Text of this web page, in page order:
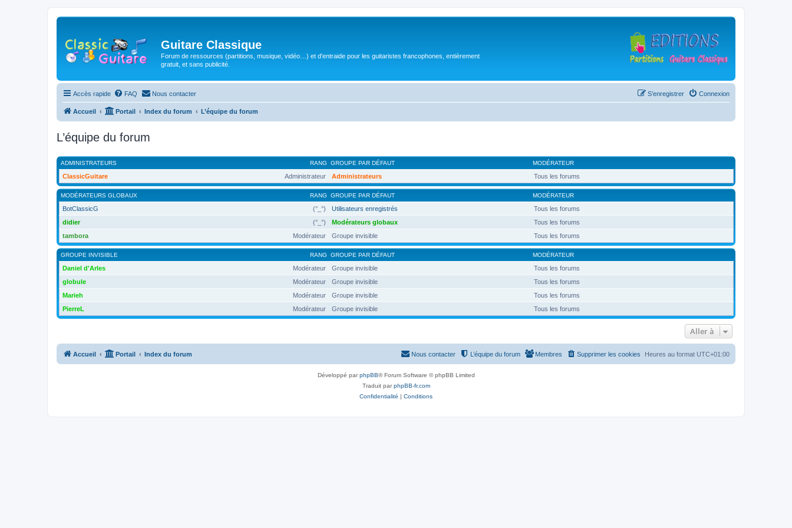
Guitare Classique
Forum de ressources (partitions, musique, vidéo…) et d'entraide pour les guitaristes francophones, entièrement
gratuit, et sans publicité.
Accès rapide FAQ Nous contacter Connexion
S’enregistrer
Accueil Portail Index du forum L’équipe du forum
L’équipe du forum
RANG
ADMINISTRATEURS GROUPE PAR DÉFAUT MODÉRATEUR
Administrateur
ClassicGuitare Administrateurs Tous les forums
RANG
MODÉRATEURS GLOBAUX GROUPE PAR DÉFAUT MODÉRATEUR
(°_°)
BotClassicG Utilisateurs enregistrés
Tous les forums
(°_°)
didier Modérateurs globaux
Tous les forums
Modérateur
tambora Groupe invisible Tous les forums
RANG
GROUPE INVISIBLE GROUPE PAR DÉFAUT MODÉRATEUR
Modérateur
Daniel d'Arles Groupe invisible
Tous les forums
Modérateur
globule Groupe invisible
Tous les forums
Modérateur
Marieh Groupe invisible
Tous les forums
Modérateur
PierreL Groupe invisible Tous les forums
Aller à
Accueil Portail Index du forum Heures au format UTC+01:00
Supprimer les cookies
Membres
L’équipe du forum
Nous contacter
Développé parphpBB® Forum Software © phpBB Limited
Traduit parphpBB-fr.com
Confidentialité | Conditions